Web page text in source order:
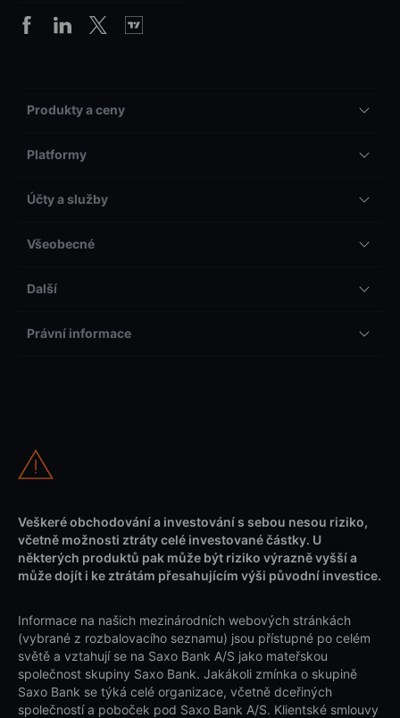
Produkty a ceny
Platformy
Účty a služby
Všeobecné
Další
Právní informace
Veškeré obchodování a investování s sebou nesou riziko,
včetně možnosti ztráty celé investované částky. U
některých produktů pak může být riziko výrazně vyšší a
může dojít i ke ztrátám přesahujícím výši původní investice.
Informace na našich mezinárodních webových stránkách
(vybrané z rozbalovacího seznamu) jsou přístupné po celém
světě a vztahují se na Saxo Bank A/S jako mateřskou
společnost skupiny Saxo Bank. Jakákoli zmínka o skupině
Saxo Bank se týká celé organizace, včetně dceřiných
společností a poboček pod Saxo Bank A/S. Klientské smlouvy